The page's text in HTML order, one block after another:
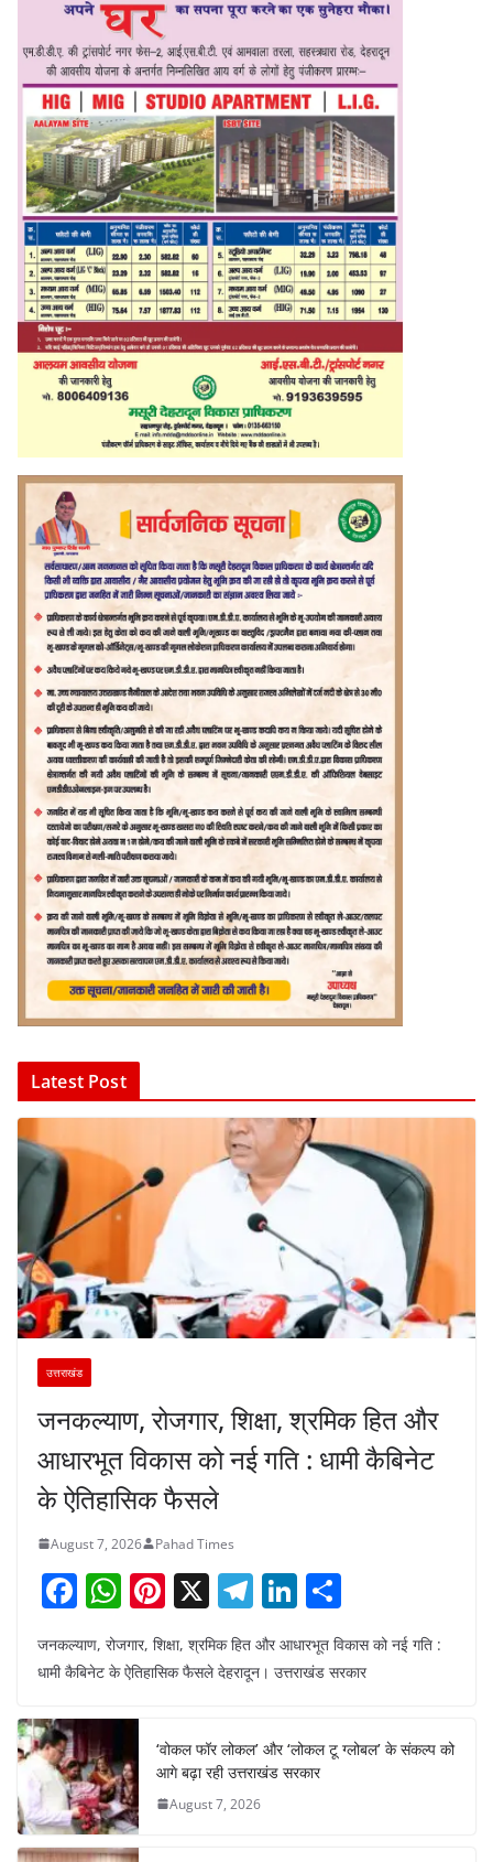
Latest Post
उत्तराखंड
जनकल्याण, रोजगार, शिक्षा, श्रमिक हित और
आधारभूत विकास को नई गति : धामी कैबिनेट
के ऐतिहासिक फैसले
August 7, 2026 Pahad Times
F
c
b
o
o
k
W
at
s
A
p
p
Pi
er
st
X T
el
e
a
m
Li
k
dI
n
h
ar
जनकल्याण, रोजगार, शिक्षा, श्रमिक हित और आधारभूत विकास को नई गति :
धामी कैबिनेट के ऐतिहासिक फैसले देहरादून। उत्तराखंड सरकार
‘वोकल फॉर लोकल’ और ‘लोकल टू ग्लोबल’ के संकल्प को
आगे बढ़ा रही उत्तराखंड सरकार
August 7, 2026